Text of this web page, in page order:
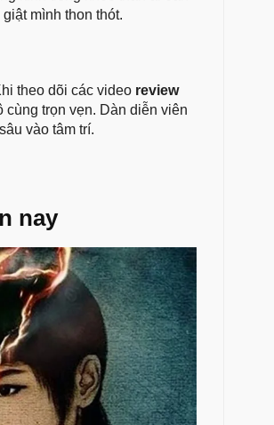
mình thon thót.
theo dõi các video review
trọn vẹn. Dàn diễn viên
vào tâm trí.
nay